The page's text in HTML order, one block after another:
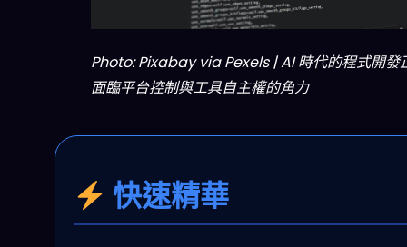
Photo: Pixabay via Pexels | AI 時代的程式開發
面臨平台控制與工具自主權的角力
快速精華